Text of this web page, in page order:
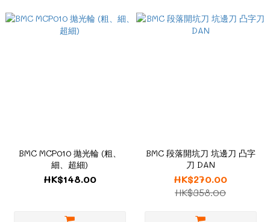
BMC MCP010 拋光輪 (粗、
細、超細)
HK$148.00
BMC 段落開坑刀 坑邊刀 凸字
刀 DAN
HK$270.00
HK$358.00